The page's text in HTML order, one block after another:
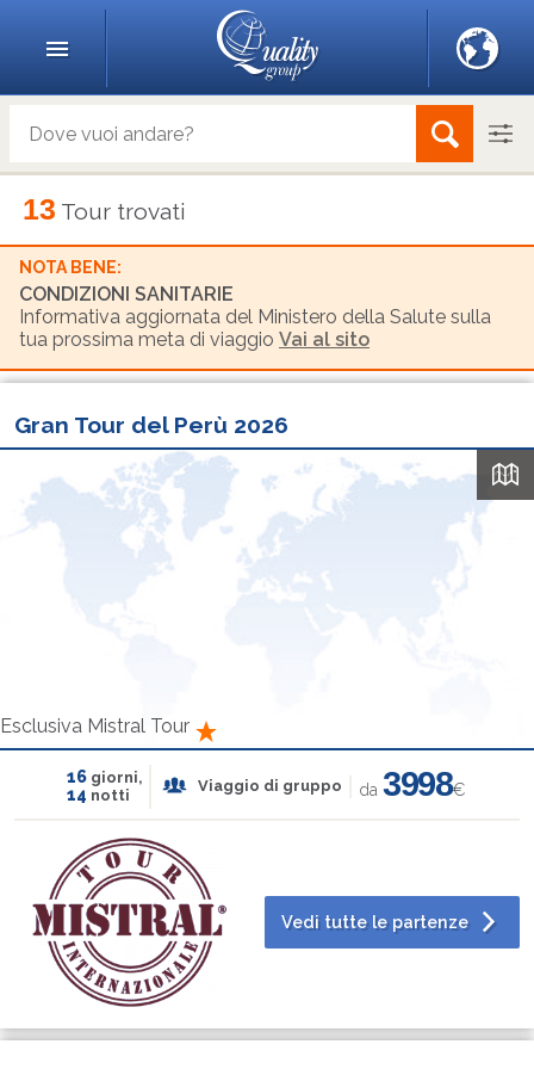
13 Tour trovati
NOTA BENE:
CONDIZIONI SANITARIE
Informativa aggiornata del Ministero della Salute sulla
tua prossima meta di viaggio Vai al sito
Gran Tour del Perù 2026
Esclusiva Mistral Tour
16giorni,
14 notti
Viaggio di gruppo da3998€
Vedi tutte le partenze